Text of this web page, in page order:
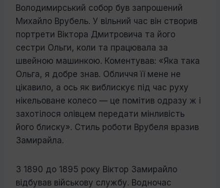
Володимирський собор був запрошений
Михайло Врубель. У вільний час він створив
портрети Віктора Дмитровича та його
сестри Ольги, коли та працювала за
швейною машинкою. Коментував: «Яка така
Ольга, я добре знав. Обличчя її мене не
цікавило, а ось як виблискує під час руху
нікельоване колесо — це помітив одразу ж і
захотілося олівцем передати мінливість
його блиску». Стиль роботи Врубеля вразив
Замирайла.
З 1890 до 1895 року Віктор Замирайло
відбував військову службу. Водночас